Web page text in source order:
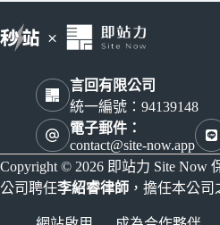
言回有限公司
統一編號：94139148
電子郵件：
contact@site-now.app
Copyright © 2026 即站力 Site Now
公司聘任李紹睿律師 ，擔任本公司